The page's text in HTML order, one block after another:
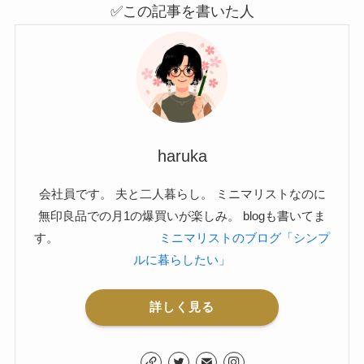
✅この記事を書いた人
haruka
会社員です。 夫と二人暮らし。 ミニマリストなのに
無印良品での月1の爆買いが楽しみ。 blogも書いてま
す。
ミニマリストのブログ「シンプ
ルに暮らしたい」
詳しく見る